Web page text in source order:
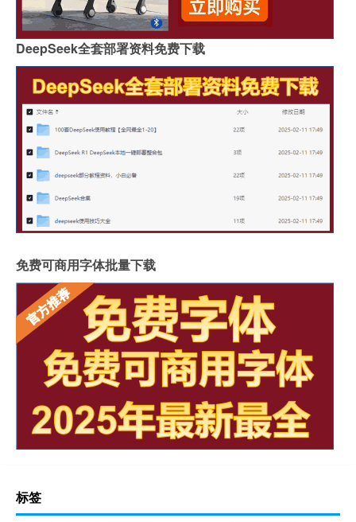
DeepSeek全套部署资料免费下载
免费可商用字体批量下载
标签